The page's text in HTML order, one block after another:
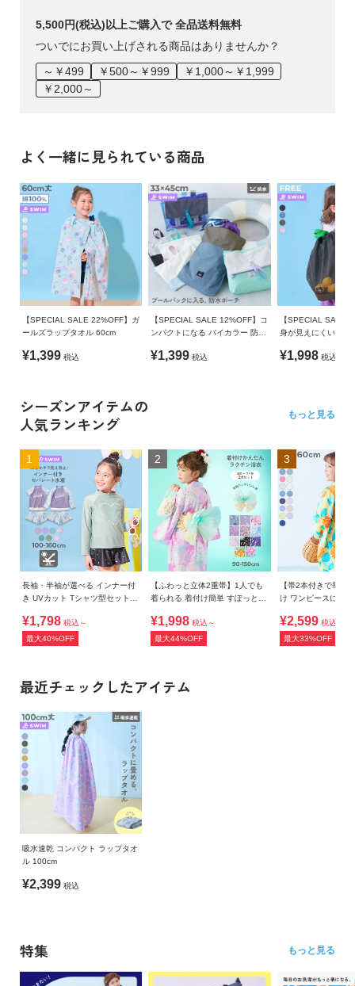
5,500円(税込)以上ご購入で 全品送料無料
ついでにお買い上げされる商品はありませんか？
～￥499
￥500～￥999
￥1,000～￥1,999
￥2,000～
よく一緒に見られている商品
【SPECIAL SALE 22%OFF】ガ
ールズラップタオル 60cm
¥1,399 税込
【SPECIAL SALE 12%OFF】コ
ンパクトになる バイカラー 防水
¥1,399 税込
【SPECIAL SALE
身が見えにくい 配
¥1,998 税込
シーズンアイテムの
人気ランキング
もっと見る
1
長袖・半袖が選べる インナー付
き UVカット Tシャツ型セットア
¥1,798 税込～
最大40%OFF
2
【ふわっと立体2重帯】1人でも
着られる 着付け簡単 すぽっと
¥1,998 税込～
最大44%OFF
3
【帯2本付きで華や
け ワンピースにも
¥2,599 税込～
最大33%OFF
最近チェックしたアイテム
吸水速乾 コンパクト ラップタオ
ル 100cm
¥2,399 税込
特集 もっと見る